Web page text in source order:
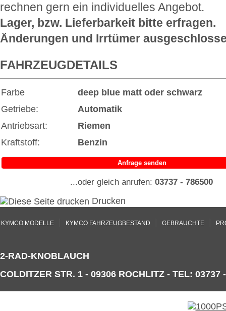
rechnen gern ein individuelles Angebot.
Lager, bzw. Lieferbarkeit bitte erfragen.
Änderungen und Irrtümer
FAHRZEUGDETAILS
Farbe
deep blue matt oder schwarz
Getriebe:
Automatik
Antriebsart:
Riemen
Kraftstoff:
Benzin
Anfrage senden
...oder gleich anrufen: 03737 - 786500
Drucken
KYMCO MODELLE KYMCO FAHRZEUGBESTAND GEBRAUCHTE
2-RAD-KNOBLAUCH
COLDITZER STR. 1 - 09306 ROCHLITZ - TEL: 03737